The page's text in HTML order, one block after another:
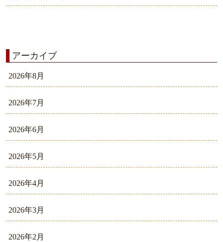
アーカイブ
2026年8月
2026年7月
2026年6月
2026年5月
2026年4月
2026年3月
2026年2月